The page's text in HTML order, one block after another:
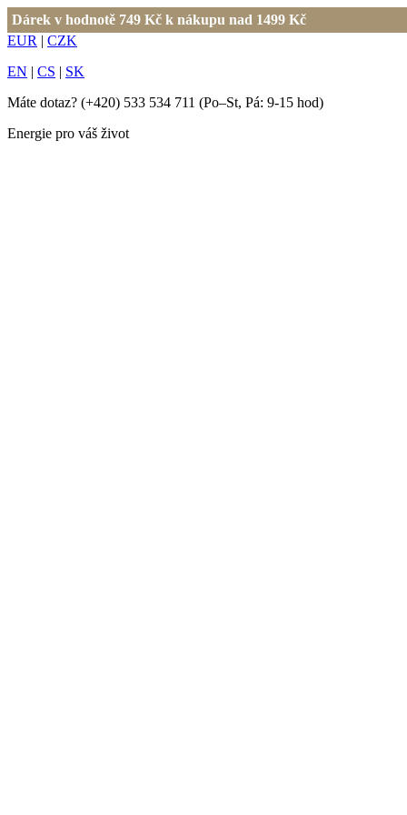
Dárek v hodnotě 749 Kč k nákupu nad 1499 Kč
EUR | CZK
EN | CS | SK
Máte dotaz? (+420) 533 534 711 (Po–St, Pá: 9-15 hod)
Energie pro váš život